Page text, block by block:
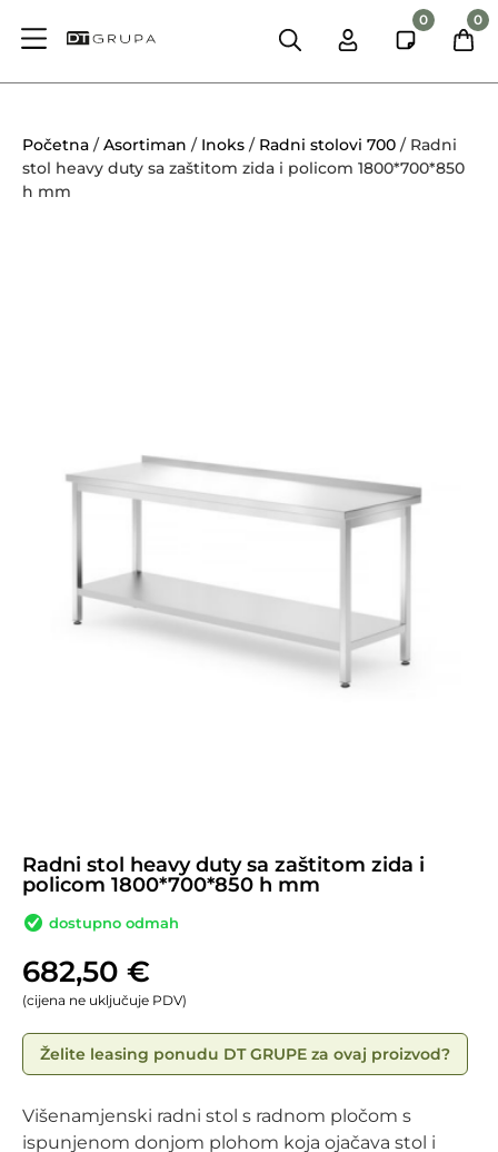
0 0
Početna /Asortiman / Inoks / Radni stolovi 700 / Radni
stol heavy duty sa zaštitom zida i policom 1800*700*850
h mm
Radni stol heavy duty sa zaštitom zida i
policom 1800*700*850 h mm
dostupno odmah
682,50 €
(cijena ne uključuje PDV)
Želite leasing ponudu DT GRUPE za ovaj proizvod?
Višenamjenski radni stol s radnom pločom s
ispunjenom donjom plohom koja ojačava stol i